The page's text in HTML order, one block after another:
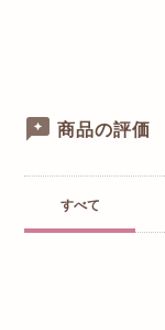
商品の評価
すべて